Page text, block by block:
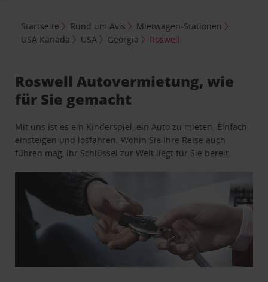
Startseite Rund um Avis
Mietwagen-Stationen
USA Kanada
USA Georgia Roswell
Roswell Autovermietung, wie
für Sie gemacht
Mit uns ist es ein Kinderspiel, ein Auto zu mieten. Einfach
einsteigen und losfahren. Wohin Sie Ihre Reise auch
führen mag, Ihr Schlüssel zur Welt liegt für Sie bereit.